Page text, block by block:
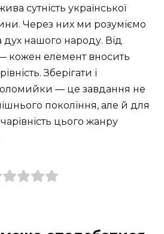
сутність української
Через них ми розуміємо
дух нашого народу. Від
— кожен елемент вносить
Зберігати і
— це завдання не
покоління, але й для
цього жанру